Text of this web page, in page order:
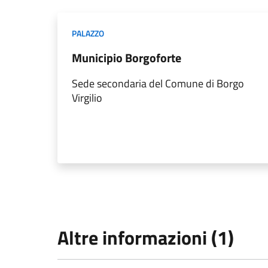
PALAZZO
Municipio Borgoforte
Sede secondaria del Comune di Borgo
Virgilio
Altre informazioni (1)